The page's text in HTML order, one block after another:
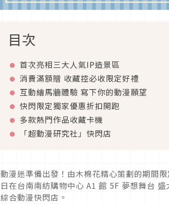
目次
首次亮相三大人氣IP造景區
消費滿額贈 收藏控必收限定好禮
互動繪馬牆體驗 寫下你的動漫願望
快閃限定獨家優惠折扣開跑
多款熱門作品收藏卡機
「超動漫研究社」快閃店
動漫迷準備出發！由木棉花精心策劃的期間
日在台南南紡購物中心 A1 館 5F 夢想舞台
綜合動漫快閃店。